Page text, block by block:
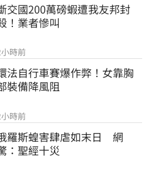
交國200萬磅蝦遭我友邦封
！業者慘叫
時前
法自行車賽爆作弊！女靠胸
裝備降風阻
時前
羅斯蝗害肆虐如末日　網
：聖經十災